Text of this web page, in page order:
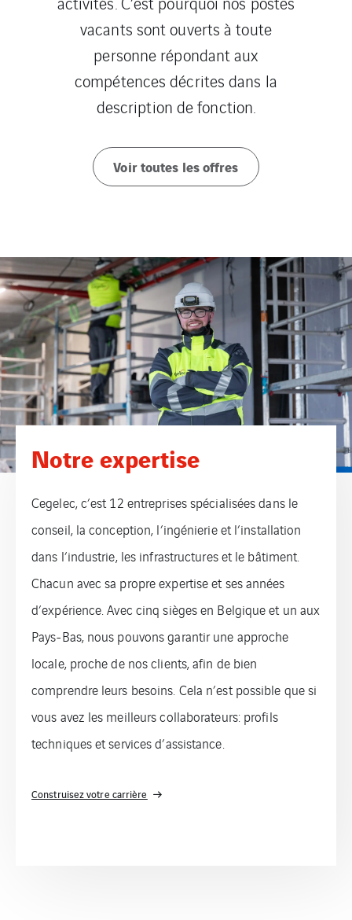
vacants sont ouverts à toute
personne répondant aux
compétences décrites dans la
description de fonction.
Voir toutes les offres
Notre expertise
Cegelec, c’est 12 entreprises spécialisées dans le
conseil, la conception, l’ingénierie et l’installation
dans l’industrie, les infrastructures et le bâtiment.
Chacun avec sa propre expertise et ses années
d’expérience. Avec cinq sièges en Belgique et un aux
Pays-Bas, nous pouvons garantir une approche
locale, proche de nos clients, afin de bien
comprendre leurs besoins. Cela n’est possible que si
vous avez les meilleurs collaborateurs: profils
techniques et services d’assistance.
Construisez votre carrière